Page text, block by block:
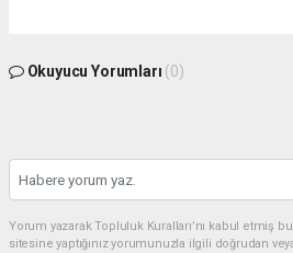
Okuyucu Yorumları (0)
Yorum yazarak Topluluk Kuralları’nı kabul etmiş
sitesine yaptığınız yorumunuzla ilgili doğrudan